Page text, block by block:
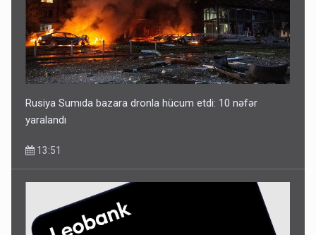
Rusiya Sumıda bazara dronla hücum etdi: 10 nəfər
yaralandı
13:51